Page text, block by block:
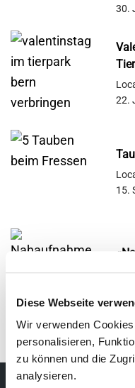
Diese Webseite
Wir verwenden
personalisieren,
zu können und die
analysieren.
30.
22.
15.